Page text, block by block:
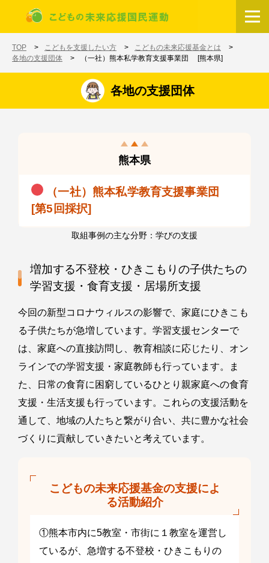
メインコンテンツに移動
TOP こどもを支援したい方
こどもの未来応援基金とは
各地の支援団体
（一社）熊本私学教育支援事業団 [熊本県]
各地の支援団体
熊本県
（一社）熊本私学教育支援事業団
[第5回採択]
取組事例の主な分野：学びの支援
増加する不登校・ひきこもりの子供たちの
学習支援・食育支援・居場所支援
今回の新型コロナウィルスの影響で、家庭にひきこも
る子供たちが急増しています。学習支援センターで
は、家庭への直接訪問し、教育相談に応じたり、オン
ラインでの学習支援・家庭教師も行っています。ま
た、日常の食育に困窮しているひとり親家庭への食育
支援・生活支援も行っています。これらの支援活動を
通して、地域の人たちと繋がり合い、共に豊かな社会
づくりに貢献していきたいと考えています。
こどもの未来応援基金の支援によ
る活動紹介
①熊本市内に5教室・市街に１教室を運営し
ているが、急増する不登校・ひきこもりの